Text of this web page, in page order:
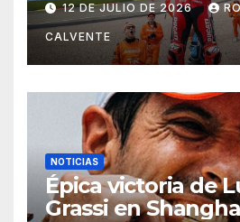
12 DE JULIO DE 2026
CALVENTE
NOTICIAS
Épica victoria de
Grassi en